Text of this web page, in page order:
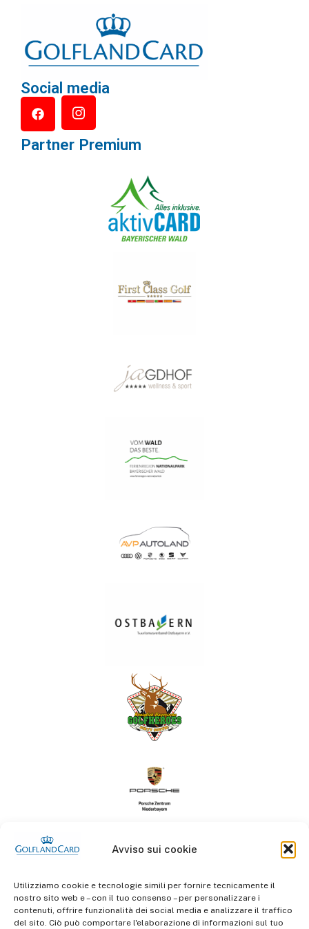
Avviso sui cookie
Utilizziamo cookie e tecnologie simili per fornire tecnicamente il
nostro sito web e – con il tuo consenso – per personalizzare i
contenuti, offrire funzionalità dei social media e analizzare il traffico
del sito. Ciò può comportare l'elaborazione di informazioni sul tuo
Social media
Partner Premium